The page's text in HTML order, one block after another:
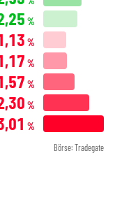
%
%
%
%
%
%
Börse: Tradegate